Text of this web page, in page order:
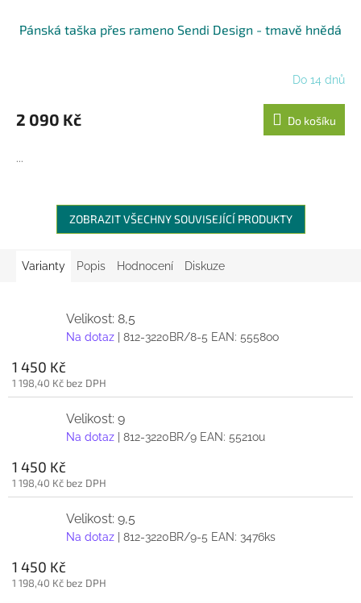
Pánská taška přes rameno Sendi Design - tmavě hnědá
Do 14 dnů
2 090 Kč Do košíku
...
ZOBRAZIT VŠECHNY SOUVISEJÍCÍ PRODUKTY
Varianty Popis Hodnocení Diskuze
Velikost: 8,5
Na dotaz | 812-3220BR/8-5 EAN: 5558oo
1 450 Kč
1 198,40 Kč bez DPH
Velikost: 9
Na dotaz | 812-3220BR/9 EAN: 5521ou
1 450 Kč
1 198,40 Kč bez DPH
Velikost: 9,5
Na dotaz | 812-3220BR/9-5 EAN: 3476ks
1 450 Kč
1 198,40 Kč bez DPH